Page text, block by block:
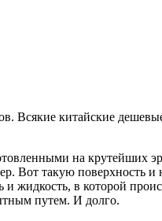
Всякие китайские
на крутейших
Вот такую
жидкость, в которой
путем. И долго.